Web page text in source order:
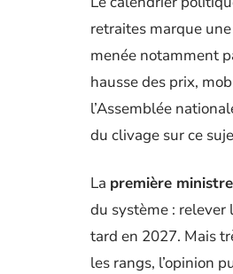
retraites marque
menée notamment
hausse des prix,
l’Assemblée
du clivage sur ce
La première
du système : relever
tard en 2027. Mais
les rangs, l’opinion